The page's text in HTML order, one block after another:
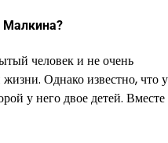
Малкина?
человек и не очень
Однако известно, что у
у него двое детей. Вместе